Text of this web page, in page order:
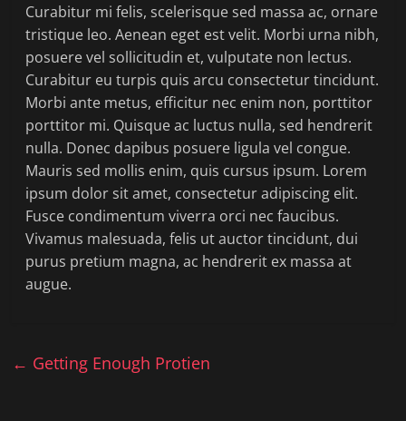
Curabitur mi felis, scelerisque sed massa ac, ornare
tristique leo. Aenean eget est velit. Morbi urna nibh,
posuere vel sollicitudin et, vulputate non lectus.
Curabitur eu turpis quis arcu consectetur tincidunt.
Morbi ante metus, efficitur nec enim non, porttitor
porttitor mi. Quisque ac luctus nulla, sed hendrerit
nulla. Donec dapibus posuere ligula vel congue.
Mauris sed mollis enim, quis cursus ipsum. Lorem
ipsum dolor sit amet, consectetur adipiscing elit.
Fusce condimentum viverra orci nec faucibus.
Vivamus malesuada, felis ut auctor tincidunt, dui
purus pretium magna, ac hendrerit ex massa at
augue.
← Getting Enough Protien